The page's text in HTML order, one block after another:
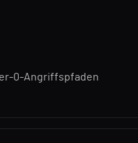
0-Angriffspfaden